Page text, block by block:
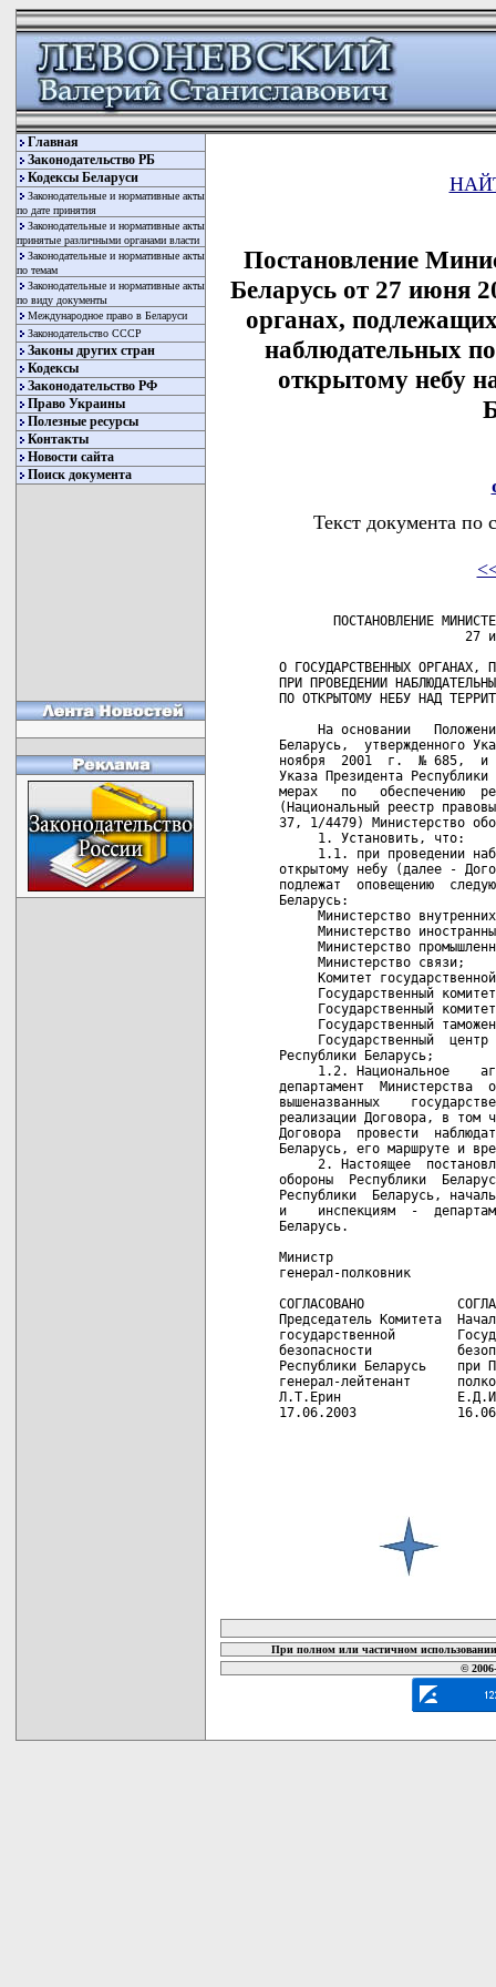
Главная
Законодательство РБ
Кодексы Беларуси
Законодательные и нормативные акты
по дате принятия
Законодательные и нормативные акты
принятые различными органами власти
Законодательные и нормативные акты
по темам
Законодательные и нормативные акты
по виду документы
Международное право в Беларуси
Законодательство СССР
Законы других стран
Кодексы
Законодательство РФ
Право Украины
Полезные ресурсы
Контакты
Новости сайта
Поиск документа
Постановление
Беларусь от 27 июня
органах,
наблюдательных
открытому небу
Текст документа по
ПОСТАНОВЛЕНИЕ
27
О ГОСУДАРСТВЕННЫХ ОРГАНАХ,
ПРИ ПРОВЕДЕНИИ
ПО ОТКРЫТОМУ НЕБУ НАД
На основании
Беларусь,  утвержденного
ноября  2001  г.  № 685,  и в
Указа Президента
мерах   по   обеспечению
(Национальный реестр
37, 1/4479) Министерство
     1. Установить, что:
1.1. при проведении
открытому небу (далее -
подлежат  оповещению
Беларусь:
Министерство
Министерство
Министерство
     Министерство связи;
Комитет
Государственный
Государственный
Государственный
Государственный  центр
Республики Беларусь;
1.2. Национальное
департамент  Министерства
вышеназванных
реализации Договора, в том
Договора  провести
Беларусь, его маршруте и
2. Настоящее
обороны  Республики
Республики  Беларусь,
и    инспекциям  -
Беларусь.
Министр
генерал-полковник
СОГЛАСОВАНО
Председатель Комитета
государственной
безопасности
Республики Беларусь    при
генерал-лейтенант
Л.Т.Ерин
17.06.2003
При полном или частичном
©